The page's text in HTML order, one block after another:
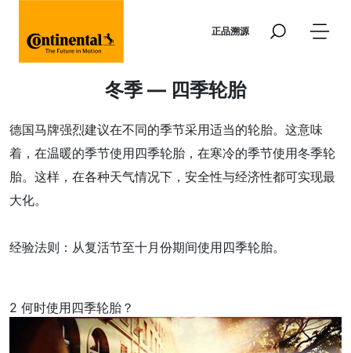
正品溯源
冬季 — 四季轮胎
德国马牌强烈建议在不同的季节采用适当的轮胎。这意味
着，在温暖的季节使用四季轮胎，在寒冷的季节使用冬季轮
胎。这样，在各种天气情况下，安全性与经济性都可实现最
大化。
经验法则：从复活节至十月份期间使用四季轮胎。
2 何时使用四季轮胎？